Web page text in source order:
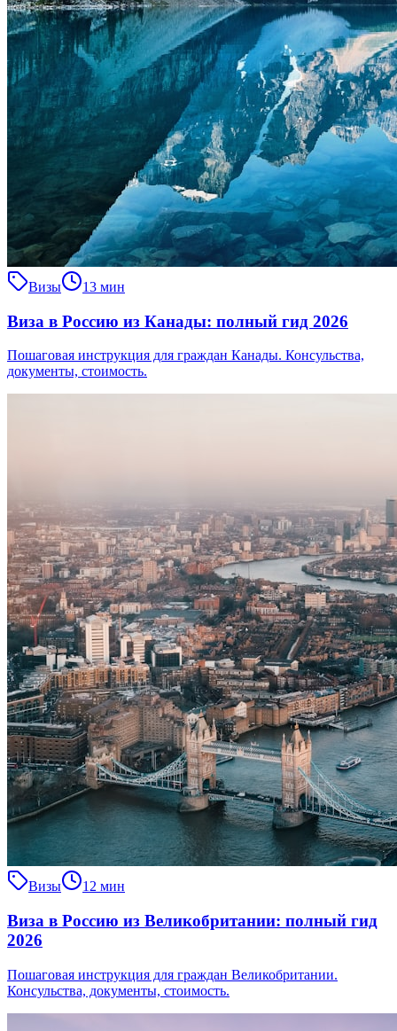
Визы 13 мин
Виза в Россию из Канады: полный гид 2026
Пошаговая инструкция для граждан Канады. Консульства,
документы, стоимость.
Визы 12 мин
Виза в Россию из Великобритании: полный гид
2026
Пошаговая инструкция для граждан Великобритании.
Консульства, документы, стоимость.